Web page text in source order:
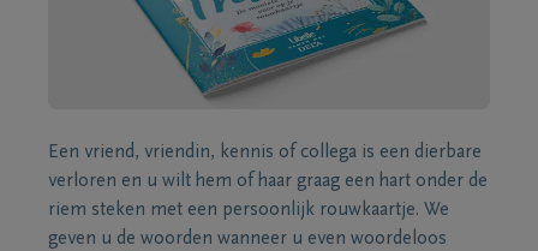
Een vriend, vriendin, kennis of collega is een dierbare
verloren en u wilt hem of haar graag een hart onder de
riem steken met een persoonlijk rouwkaartje. We
geven u de woorden wanneer u even woordeloos